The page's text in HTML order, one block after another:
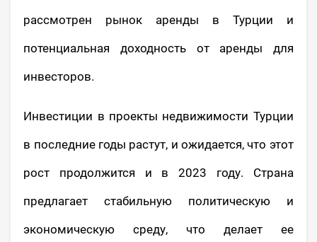
рассмотрен рынок аренды в Турции и
потенциальная доходность от аренды для
инвесторов.
Инвестиции в проекты недвижимости Турции
в последние годы растут, и ожидается, что этот
рост продолжится и в 2023 году. Страна
предлагает стабильную политическую и
экономическую среду, что делает ее